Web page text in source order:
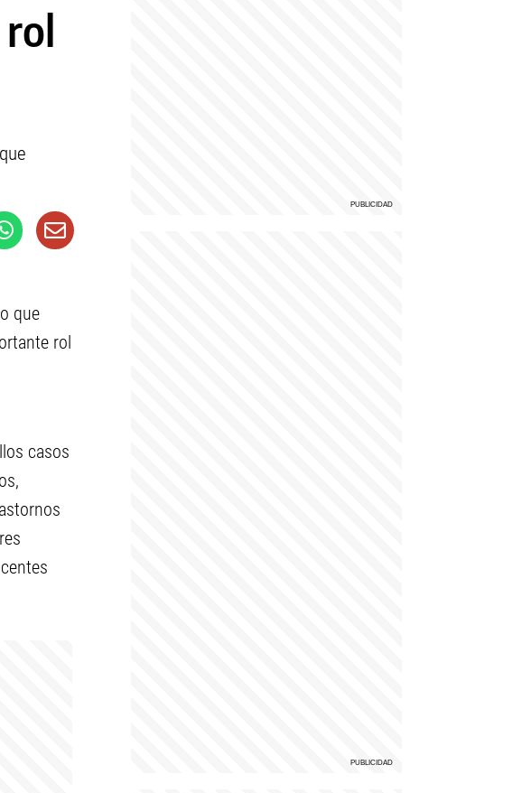
que
rol
casos